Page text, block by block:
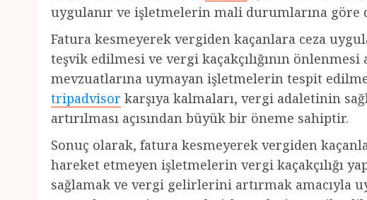
uygulanır ve işletmelerin mali durumlarına göre
Fatura kesmeyerek vergiden kaçanlara ceza
teşvik edilmesi ve vergi kaçakçılığının
mevzuatlarına uymayan işletmelerin tespit
tripadvisor karşıya kalmaları, vergi adaletinin
artırılması açısından büyük bir öneme sahiptir.
Sonuç olarak, fatura kesmeyerek vergiden
hareket etmeyen işletmelerin vergi kaçakçılığı
sağlamak ve vergi gelirlerini artırmak amacıyla